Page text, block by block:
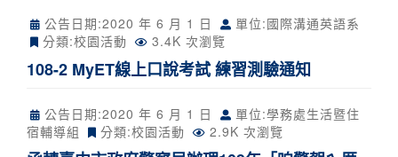
公告日期:2020 年 6 月 1 日
單位:國際溝通英語系
分類:校園活動 3.4K 次瀏覽
108-2 MyET線上口說考試 練習測驗通知
公告日期:2020 年 6 月 1 日
單位:學務處生活暨住
宿輔導組
分類:校園活動 2.9K 次瀏覽